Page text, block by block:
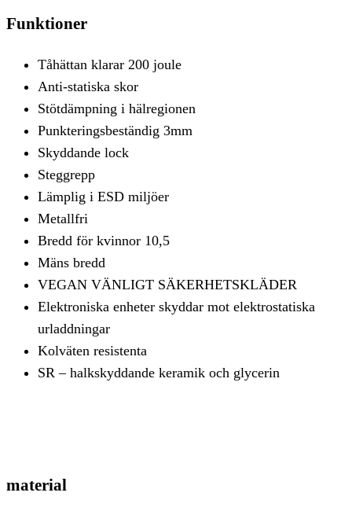
Funktioner
Tåhättan klarar 200 joule
Anti-statiska skor
Stötdämpning i hälregionen
Punkteringsbeständig 3mm
Skyddande lock
Steggrepp
Lämplig i ESD miljöer
Metallfri
Bredd för kvinnor 10,5
Mäns bredd
VEGAN VÄNLIGT SÄKERHETSKLÄDER
Elektroniska enheter skyddar mot elektrostatiska
urladdningar
Kolväten resistenta
SR – halkskyddande keramik och glycerin
material